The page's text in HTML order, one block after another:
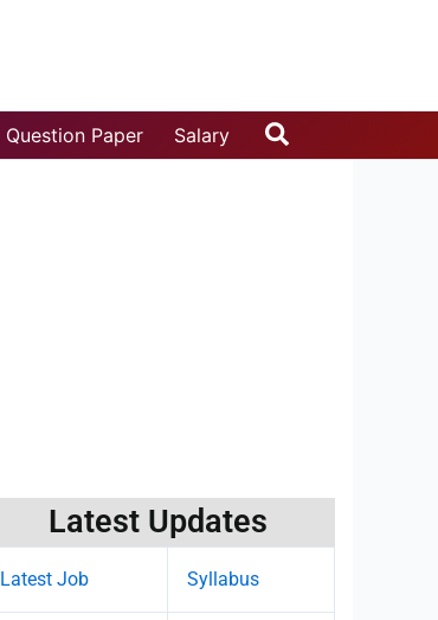
Question Paper Salary Search
Latest Updates
Latest Job Syllabus